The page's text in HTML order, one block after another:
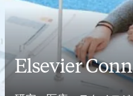
Elsevier